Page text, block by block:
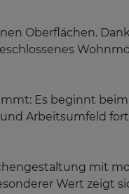
Oberflächen.
Es beginnt
Arbeitsumfeld
mit
Wert zeigt